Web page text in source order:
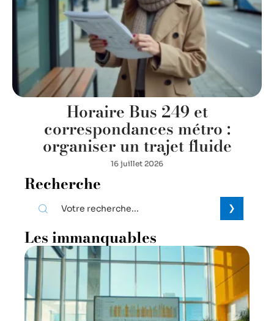
Horaire Bus 249 et
correspondances métro :
organiser un trajet fluide
16 juillet 2026
Recherche
Les immanquables